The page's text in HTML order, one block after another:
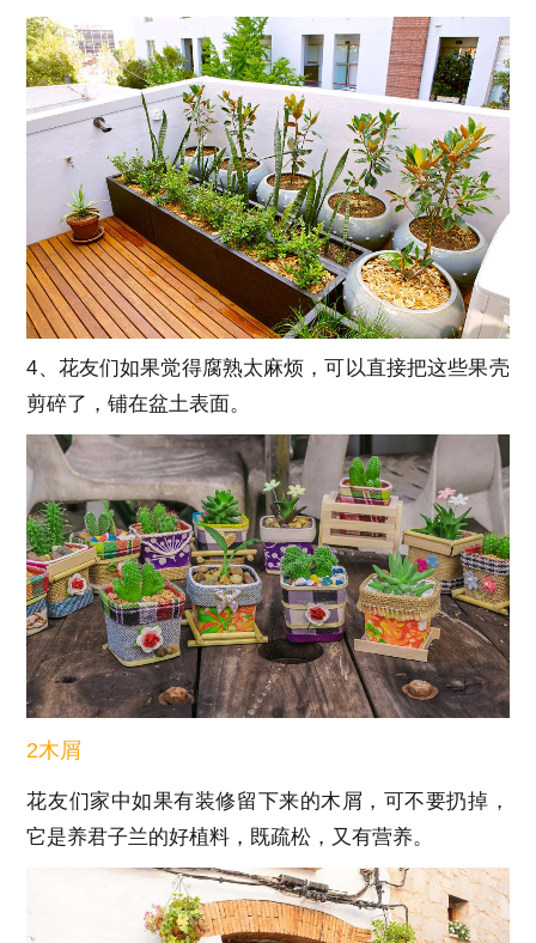
4、花友们如果觉得腐熟太麻烦，可以直接把这些果壳
剪碎了，铺在盆土表面。
2木屑
花友们家中如果有装修留下来的木屑，可不要扔掉，
它是养君子兰的好植料，既疏松，又有营养。